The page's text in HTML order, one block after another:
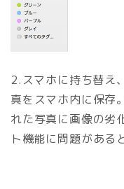
2.スマホに持ち替え
真をスマホ内に保存
れた写真に画像の劣
ト機能に問題がある